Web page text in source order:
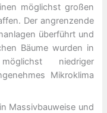
möglichst großen
Der angrenzende
überführt und
Bäume wurden in
niedriger
Mikroklima
Massivbauweise und